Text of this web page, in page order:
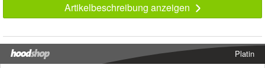
Artikelbeschreibung anzeigen
Platin